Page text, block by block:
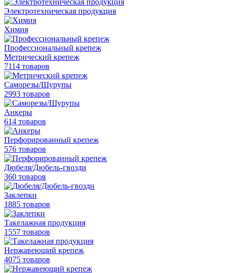
Электротехническая продукция
Химия
Профессиональный крепеж
Метрический крепеж
7114 товаров
Саморезы/Шурупы
2993 товаров
Анкеры
614 товаров
Перфорированный крепеж
576 товаров
Дюбеля/Дюбель-гвозди
360 товаров
Заклепки
1885 товаров
Такелажная продукция
1557 товаров
Нержавеющий крепеж
4075 товаров